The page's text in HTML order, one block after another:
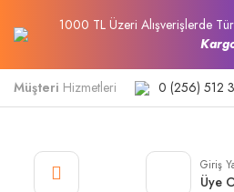
1000 TL Üzeri Alışverişlerde
Müşteri Hizmetleri 0 (256) 512
Giriş
Üye